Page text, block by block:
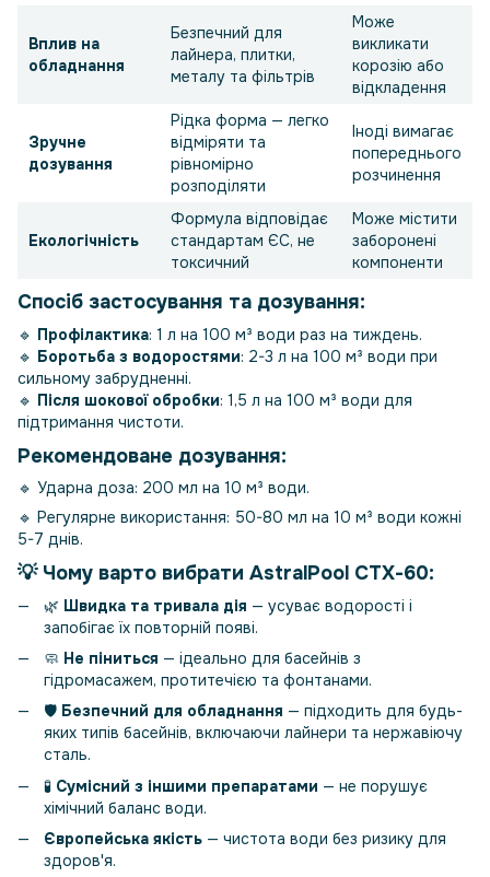
Вплив на
обладнання
Безпечний для
лайнера, плитки,
металу та фільтрів
Може
викликати
корозію або
відкладення
Зручне
дозування
Рідка форма — легко
відміряти та
рівномірно
розподіляти
Іноді вимагає
попереднього
розчинення
Екологічність
Формула відповідає
стандартам ЄС, не
токсичний
Може містити
заборонені
компоненти
Спосіб застосування та дозування:
🔹 Профілактика: 1 л на 100 м³ води раз на тиждень.
🔹 Боротьба з водоростями: 2-3 л на 100 м³ води при
сильному забрудненні.
🔹 Після шокової обробки: 1,5 л на 100 м³ води для
підтримання чистоти.
Рекомендоване дозування:
🔹 Ударна доза: 200 мл на 10 м³ води.
🔹 Регулярне використання: 50-80 мл на 10 м³ води кожні
5-7 днів.
💡 Чому варто вибрати AstralPool СТХ-60:
🌿 Швидка та тривала дія — усуває водорості і
запобігає їх повторній появі.
🧼 Не піниться — ідеально для басейнів з
гідромасажем, протитечією та фонтанами.
🛡️ Безпечний для обладнання — підходить для будь-
яких типів басейнів, включаючи лайнери та нержавіючу
сталь.
🧪 Сумісний з іншими препаратами — не порушує
хімічний баланс води.
Європейська якість — чистота води без ризику для
здоров'я.